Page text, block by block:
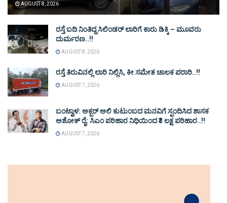
AUGUST 8, 2026
ರಸ್ತೆ ಬದಿ ನಿಂತಿದ್ದ ಸಿಲಿಂಡರ್ ಲಾರಿಗೆ ಕಾರು ಡಿಕ್ಕಿ – ಮೂವರು
ದುರ್ಮರಣ..!!
AUGUST 8, 2026
ರಸ್ತೆ ತಿರುವಿನಲ್ಲಿ ಲಾರಿ ನಿಲ್ಲಿಸಿ, ಕೀ ಸಮೇತ ಚಾಲಕ ಪರಾರಿ..!!
AUGUST 7, 2026
ಬಂಟ್ವಾಳ: ಅಕ್ಬರ್ ಅಲಿ ಕುಟುಂಬದ ಮನವಿಗೆ ಸ್ಪಂದಿಸಿದ ಶಾಸಕ
ಅಶೋಕ್ ರೈ: ಸಿಎಂ ಪರಿಹಾರ ನಿಧಿಯಿಂದ ₹3 ಲಕ್ಷ ಪರಿಹಾರ..!!
AUGUST 7, 2026